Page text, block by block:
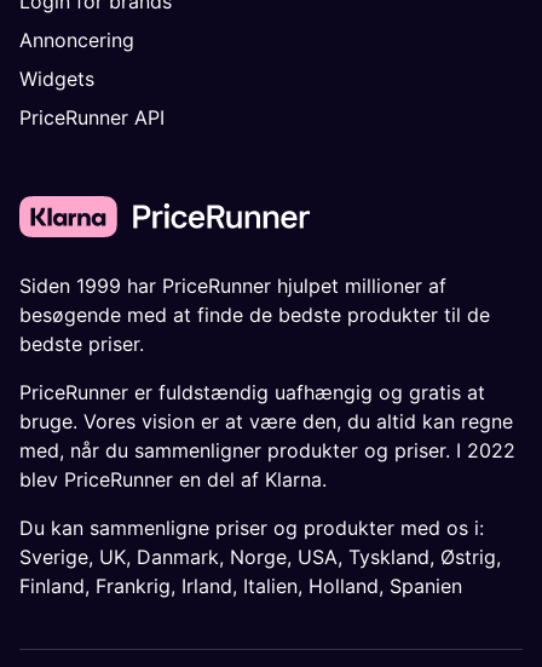
Annoncering
Widgets
PriceRunner API
Siden 1999 har PriceRunner hjulpet millioner af
besøgende med at finde de bedste produkter til de
bedste priser.
PriceRunner er fuldstændig uafhængig og gratis at
bruge. Vores vision er at være den, du altid kan regne
med, når du sammenligner produkter og priser. I 2022
blev PriceRunner en del af Klarna.
Du kan sammenligne priser og produkter med os i:
Sverige, UK, Danmark, Norge, USA, Tyskland, Østrig,
Finland, Frankrig, Irland, Italien, Holland, Spanien